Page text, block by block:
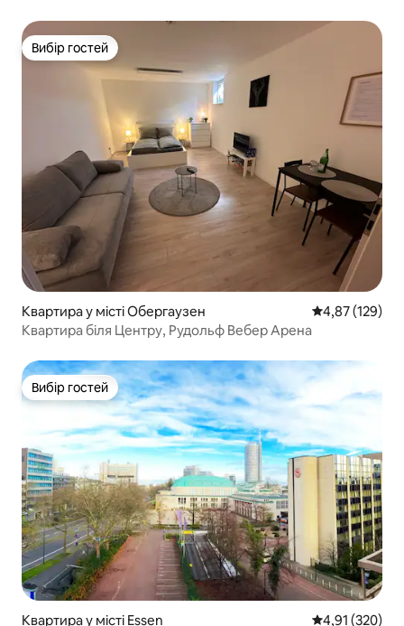
Вибір гостей
Вибір гостей
Квартира у місті Обергаузен Середня
4,87 (129)
Квартира біля Центру, Рудольф Вебер Арена
Вибір гостей
Вибір гостей
Квартира у місті Essen Середня
4,91 (320)